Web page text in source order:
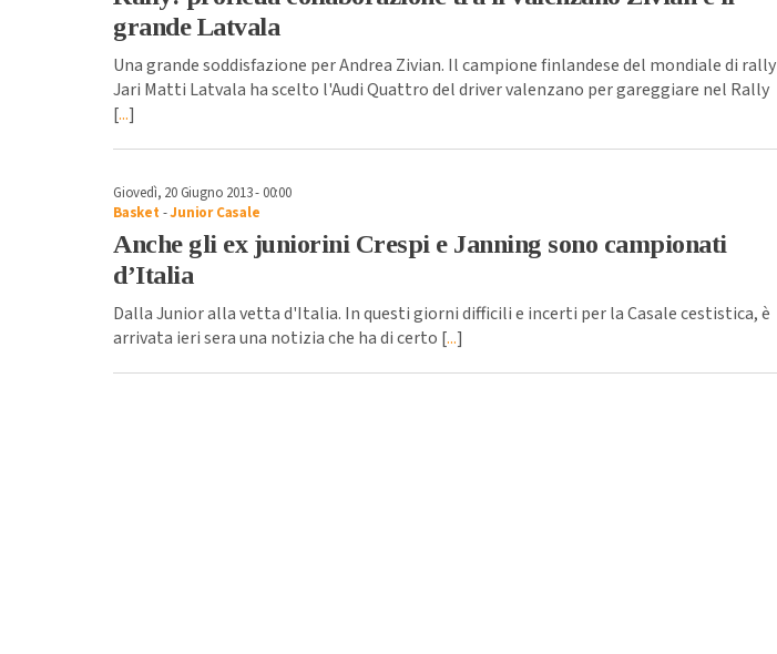
grande Latvala
Una grande soddisfazione per Andrea Zivian. Il campione finlandese del mondiale di rally
Jari Matti Latvala ha scelto l'Audi Quattro del driver valenzano per gareggiare nel Rally
[...]
Giovedì, 20 Giugno 2013 - 00:00
Basket -Junior Casale
Anche gli ex juniorini Crespi e Janning sono campionati
d’Italia
Dalla Junior alla vetta d'Italia. In questi giorni difficili e incerti per la Casale cestistica, è
arrivata ieri sera una notizia che ha di certo [...]